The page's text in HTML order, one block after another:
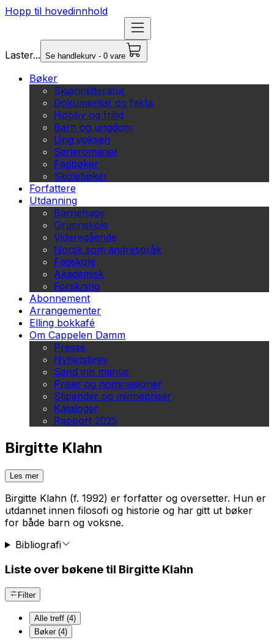
Hopp til hovedinnhold
Laster... Se handlekurv - 0 vare
Bøker
Skjønnlitteratur
Dokumentar og fakta
Hobby og fritid
Barn og ungdom
Ung voksen
Serieromaner
Fagbøker
Skolebøker
Forfattere
Utdanning
Barnehage
Grunnskole
Videregående
Norsk som andrespråk
Fagskole
Akademisk
Forskning
Abonnement
Arrangementer
Elling bokkafé
Om Cappelen Damm
Presse
Nyhetsbrev
Send inn manus
Priser og nominasjoner
Stipender og minnepriser
Kataloger
Rapport 2025
Birgitte Klahn
Les mer
Birgitte Klahn (f. 1992) er forfatter og oversetter. Hun er
utdannet innen filosofi og historie og har gitt ut bøker
for både barn og voksne.
Bibliografi
Liste over bøkene til Birgitte Klahn
Filter
Alle treff (4)
Bøker (4)